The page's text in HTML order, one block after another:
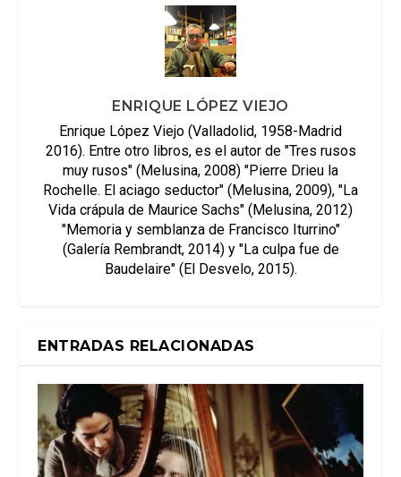
ENRIQUE LÓPEZ VIEJO
Enrique López Viejo (Valladolid, 1958-Madrid
2016). Entre otro libros, es el autor de "Tres rusos
muy rusos" (Melusina, 2008) "Pierre Drieu la
Rochelle. El aciago seductor" (Melusina, 2009), "La
Vida crápula de Maurice Sachs" (Melusina, 2012)
"Memoria y semblanza de Francisco Iturrino"
(Galería Rembrandt, 2014) y "La culpa fue de
Baudelaire" (El Desvelo, 2015).
ENTRADAS RELACIONADAS